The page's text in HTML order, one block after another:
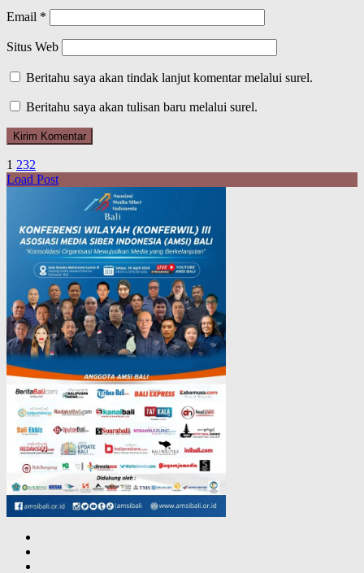
Email *
Situs Web
Beritahu saya akan tindak lanjut komentar melalui surel.
Beritahu saya akan tulisan baru melalui surel.
1 232
Load Post